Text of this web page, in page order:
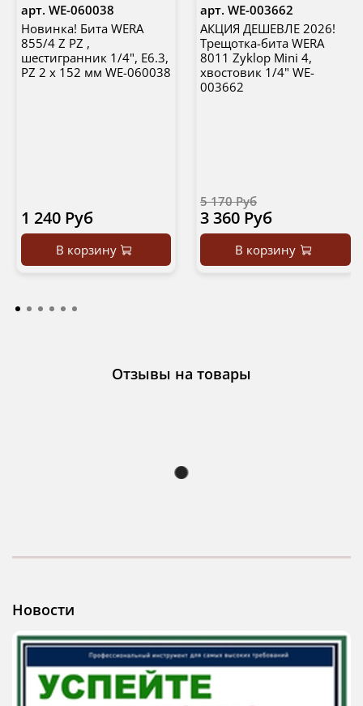
арт. WE-060038
Новинка! Бита WERA
855/4 Z PZ ,
шестигранник 1/4", E6.3,
PZ 2 x 152 мм WE-060038
1 240 Руб
В корзину
арт. WE-003662
АКЦИЯ ДЕШЕВЛЕ 2026!
Трещотка-бита WERA
8011 Zyklop Mini 4,
хвостовик 1/4" WE-
003662
5 170 Руб
3 360 Руб
В корзину
Отзывы на товары
Новости